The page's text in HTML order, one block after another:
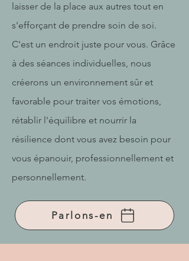
laisser de la place aux autres tout en
s'efforçant de prendre soin de soi.
C'est un endroit juste pour vous. Grâce
à des séances individuelles, nous
créerons un environnement sûr et
favorable pour traiter vos émotions,
rétablir l'équilibre et nourrir la
résilience dont vous avez besoin pour
vous épanouir, professionnellement et
personnellement.
Parlons-en